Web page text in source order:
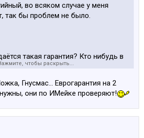
во всяком случае у меня
так бы проблем не было.
такая гарантия? Кто нибудь в
чтобы раскрыть...
Гнусмас... Еврогарантия на 2
они по ИМейке проверяют!